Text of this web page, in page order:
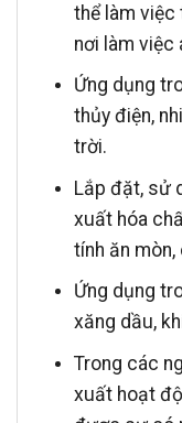
thể làm
nơi làm việc
Ứng dụng
thủy điện,
trời.
Lắp đặt, sử
xuất hóa
tính ăn mòn,
Ứng dụng
xăng dầu,
Trong các
xuất hoạt